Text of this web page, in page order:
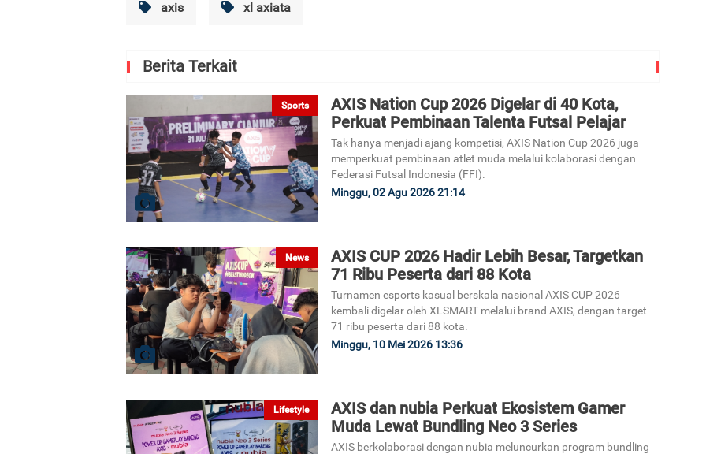
axis xl axiata
Berita Terkait
Sports
AXIS Nation Cup 2026 Digelar di 40 Kota,
Perkuat Pembinaan Talenta Futsal Pelajar
Tak hanya menjadi ajang kompetisi, AXIS Nation Cup 2026 juga
memperkuat pembinaan atlet muda melalui kolaborasi dengan
Federasi Futsal Indonesia (FFI).
Minggu, 02 Agu 2026 21:14
News
AXIS CUP 2026 Hadir Lebih Besar, Targetkan
71 Ribu Peserta dari 88 Kota
Turnamen esports kasual berskala nasional AXIS CUP 2026
kembali digelar oleh XLSMART melalui brand AXIS, dengan target
71 ribu peserta dari 88 kota.
Minggu, 10 Mei 2026 13:36
Lifestyle
AXIS dan nubia Perkuat Ekosistem Gamer
Muda Lewat Bundling Neo 3 Series
AXIS berkolaborasi dengan nubia meluncurkan program bundling